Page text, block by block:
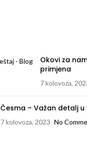
Okovi za
primjena
7 kolovoza,
Česma – Važan detalj
7 kolovoza, 2023 No